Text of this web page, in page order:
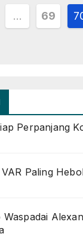
… 69
Perpanjang
Paling
Waspadai